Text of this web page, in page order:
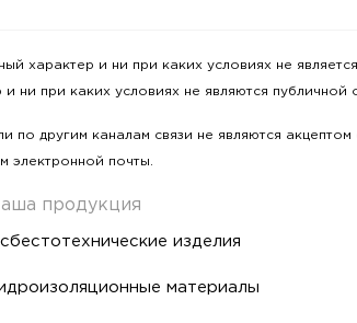
характер и ни при каких условиях не
ни при каких условиях не являются публичной
по другим каналам связи не являются
электронной почты.
продукция
изделия
материалы